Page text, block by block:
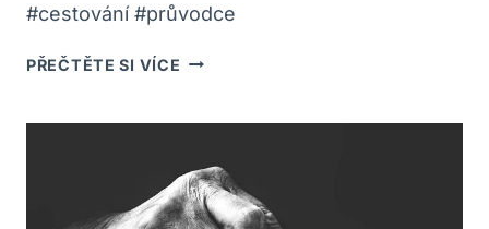
#cestování #průvodce
PŘEČTĚTE SI VÍCE KAM
DESTINACEMI!